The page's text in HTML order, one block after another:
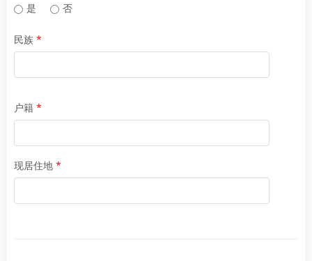
是
否
民族
户籍
现居住地